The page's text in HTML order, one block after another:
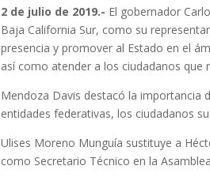
2 de julio de 2019.- El gobernador
Baja California Sur, como su
presencia y promover al Estado en el
así como atender a los ciudadanos que
Mendoza Davis destacó la importancia
entidades federativas, los ciudadanos
Ulises Moreno Munguía sustituye a
como Secretario Técnico en la